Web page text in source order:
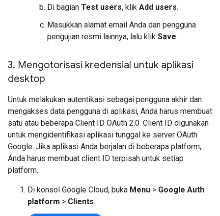
Di bagian Test users, klik Add users.
Masukkan alamat email Anda dan pengguna
pengujian resmi lainnya, lalu klik Save.
3. Mengotorisasi kredensial untuk aplikasi
desktop
Untuk melakukan autentikasi sebagai pengguna akhir dan
mengakses data pengguna di aplikasi, Anda harus membuat
satu atau beberapa Client ID OAuth 2.0. Client ID digunakan
untuk mengidentifikasi aplikasi tunggal ke server OAuth
Google. Jika aplikasi Anda berjalan di beberapa platform,
Anda harus membuat client ID terpisah untuk setiap
platform.
Di konsol Google Cloud, buka Menu > Google Auth
platform > Clients.